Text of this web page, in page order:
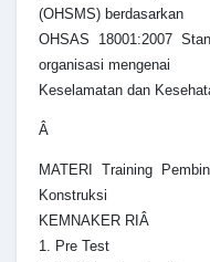
(OHSMS) berdasarkan
OHSAS 18001:2007
organisasi mengenai
Keselamatan dan
Â
MATERI Training
Konstruksi
KEMNAKER RIÂ
1. Pre Test